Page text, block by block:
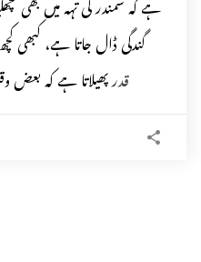
ہے کہ سمندر کی تہہ میں بھی
گندگی ڈال جاتا ہے، کبھی
قدر پھیلاتا ہے کہ بعض